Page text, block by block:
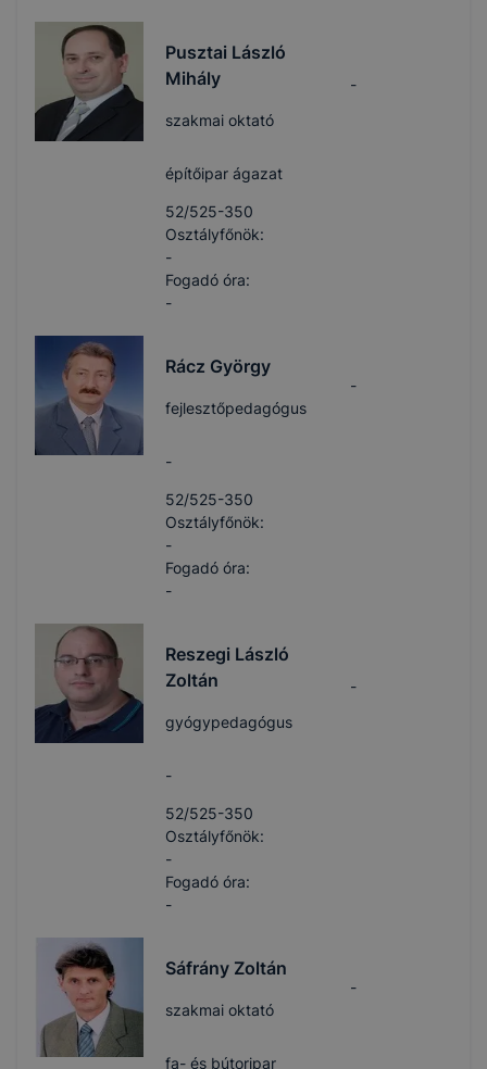
Pusztai László
Mihály
szakmai oktató
építőipar ágazat
-
52/525-350
Osztályfőnök:
-
Fogadó óra:
-
Rácz György
fejlesztőpedagógus
-
-
52/525-350
Osztályfőnök:
-
Fogadó óra:
-
Reszegi László
Zoltán
gyógypedagógus
-
-
52/525-350
Osztályfőnök:
-
Fogadó óra:
-
Sáfrány Zoltán
szakmai oktató
fa- és bútoripar
-